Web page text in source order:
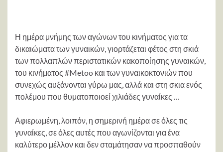
Η ημέρα μνήμης των αγώνων του κινήματος για τα
δικαιώματα των γυναικών, γιορτάζεται φέτος στη σκιά
των πολλαπλών περιστατικών κακοποίησης γυναικών,
του κινήματος #Metoo και των γυναικοκτονιών που
συνεχώς αυξάνονται γύρω μας, αλλά και στη σκια ενός
πολέμου που θυματοποιοεί χιλιάδες γυναίκες …
Αφιερωμένη, λοιπόν, η σημερινή ημέρα σε όλες τις
γυναίκες, σε όλες αυτές που αγωνίζονται για ένα
καλύτερο μέλλον και δεν σταμάτησαν να προσπαθούν